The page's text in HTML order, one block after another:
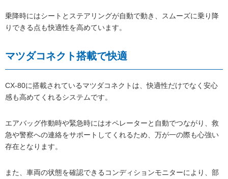
乗降時にはシートとステアリングが自動で動き、スムーズに乗り降
りできる点も快適性を高めています。
マツダコネクト搭載で快適
CX-80に搭載されているマツダコネクトは、快適性だけでなく安心
感も高めてくれるシステムです。
エアバッグ作動時や緊急時にはオペレーターと自動でつながり、救
急や警察への連絡をサポートしてくれるため、万が一の際も心強い
存在となります。
また、車両の状態を確認できるコンディションモニターにより、部